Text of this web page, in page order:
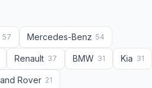
57 Mercedes-Benz 54
Renault 37 BMW 31 Kia 31
Rover 21